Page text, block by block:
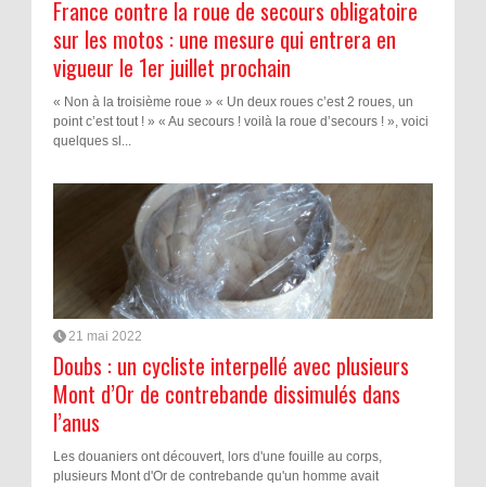
France contre la roue de secours obligatoire
sur les motos : une mesure qui entrera en
vigueur le 1er juillet prochain
« Non à la troisième roue » « Un deux roues c’est 2 roues, un
point c’est tout ! » « Au secours ! voilà la roue d’secours ! », voici
quelques sl...
21 mai 2022
Doubs : un cycliste interpellé avec plusieurs
Mont d’Or de contrebande dissimulés dans
l’anus
Les douaniers ont découvert, lors d'une fouille au corps,
plusieurs Mont d'Or de contrebande qu'un homme avait